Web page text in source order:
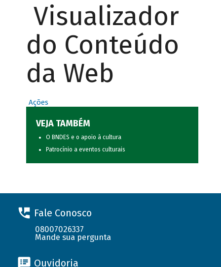
Visualizador
do Conteúdo
da Web
Ações
VEJA TAMBÉM
O BNDES e o apoio à cultura
Patrocínio a eventos culturais
Fale Conosco
08007026337
Mande sua pergunta
Ouvidoria